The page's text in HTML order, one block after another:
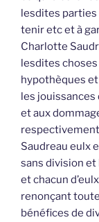
lesdites parties
tenir etc et à
Charlotte
lesdites
hypothèques
les
et aux
Saudreau eulx
sans division
et chacun
renonçant
bénéfices de